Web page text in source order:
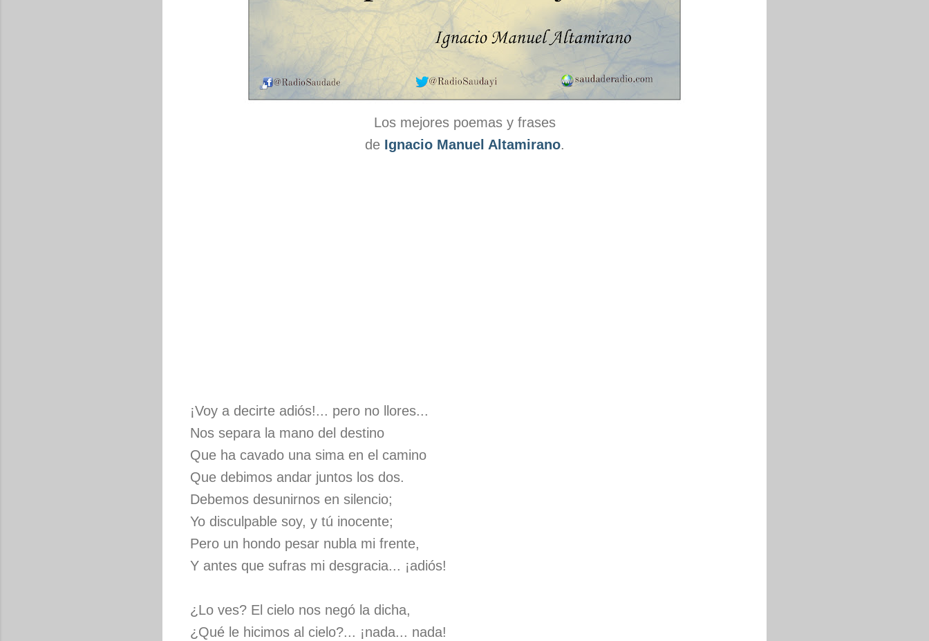
Los mejores poemas y frases
de Ignacio Manuel Altamirano.
¡Voy a decirte adiós!... pero no llores...
Nos separa la mano del destino
Que ha cavado una sima en el camino
Que debimos andar juntos los dos.
Debemos desunirnos en silencio;
Yo disculpable soy, y tú inocente;
Pero un hondo pesar nubla mi frente,
Y antes que sufras mi desgracia... ¡adiós!
¿Lo ves? El cielo nos negó la dicha,
¿Qué le hicimos al cielo?... ¡nada... nada!